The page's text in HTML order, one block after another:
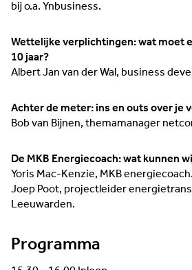
bij o.a. Ynbusiness.
Wettelijke verplichtingen: wat moet
10 jaar?
Albert Jan van der Wal, business
Achter de meter: ins en outs over je
Bob van Bijnen, themamanager
De MKB Energiecoach: wat kunnen
Yoris Mac-Kenzie, MKB energiecoach.
Joep Poot, projectleider
Leeuwarden.
Programma